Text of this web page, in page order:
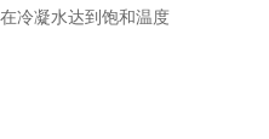
冷凝水达到饱和温度